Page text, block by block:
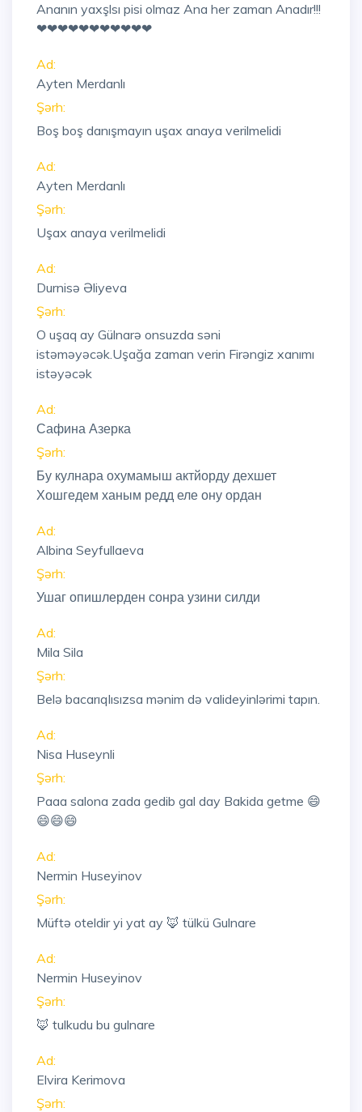
Ananın yaxşlsı pisi olmaz Ana her zaman Anadır!!!
❤❤❤❤❤❤❤❤❤❤❤
Ad:
Ayten Merdanlı
Şərh:
Boş boş danışmayın uşax anaya verilmelidi
Ad:
Ayten Merdanlı
Şərh:
Uşax anaya verilmelidi
Ad:
Durnisə Əliyeva
Şərh:
O uşaq ay Gülnarə onsuzda səni
istəməyəcək.Uşağa zaman verin Firəngiz xanımı
istəyəcək
Ad:
Сафина Азерка
Şərh:
Бу кулнара охумамыш актйорду дехшет
Хошгедем ханым редд еле ону ордан
Ad:
Albina Seyfullaeva
Şərh:
Ушаг опишлерден сонра узини силди
Ad:
Mila Sila
Şərh:
Belə bacarıqlısızsa mənim də valideyinlərimi tapın.
Ad:
Nisa Huseynli
Şərh:
Paaa salona zada gedib gal day Bakida getme 😄
😄😄😄
Ad:
Nermin Huseyinov
Şərh:
Müftə oteldir yi yat ay 🦊 tülkü Gulnare
Ad:
Nermin Huseyinov
Şərh:
🦊 tulkudu bu gulnare
Ad:
Elvira Kerimova
Şərh: